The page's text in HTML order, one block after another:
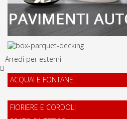
Arredi per esterni
ACQUAI E FONTANE
FIORIERE E CORDOLI